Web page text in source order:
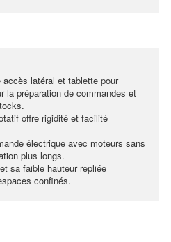
latéral et tablette pour
la préparation de commandes et
offre rigidité et facilité
électrique avec moteurs sans
plus longs.
sa faible hauteur repliée
confinés.